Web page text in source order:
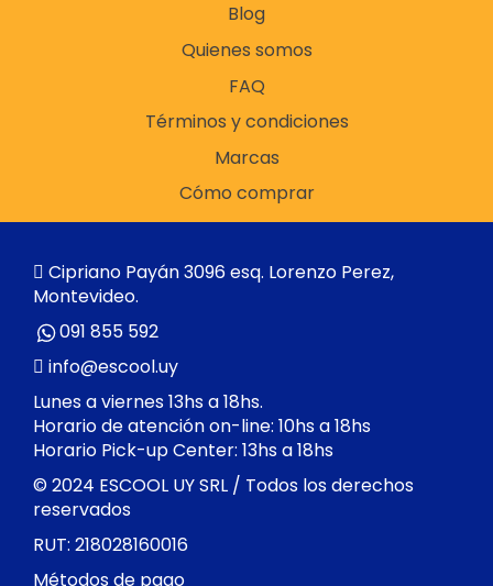
Blog
Quienes somos
FAQ
Términos y condiciones
Marcas
Cómo comprar
Cipriano Payán 3096 esq. Lorenzo Perez,
Montevideo.
091 855 592
info@escool.uy
Lunes a viernes 13hs a 18hs.
Horario de atención on-line: 10hs a 18hs
Horario Pick-up Center: 13hs a 18hs
© 2024 ESCOOL UY SRL / Todos los derechos
reservados
RUT: 218028160016
Métodos de pago